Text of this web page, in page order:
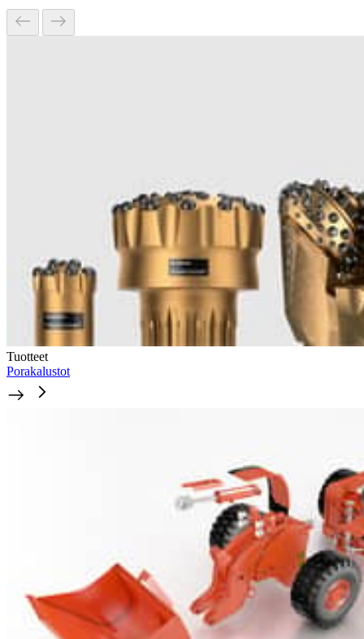
Tuotteet
Porakalustot